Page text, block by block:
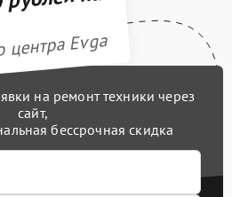
Evga
на ремонт техники через
сайт,
бессрочная скидка